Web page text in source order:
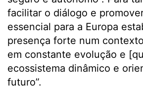
facilitar o diálogo e
essencial para a Europa
presença forte num
em constante evolução e
ecossistema dinâmico e
futuro”.